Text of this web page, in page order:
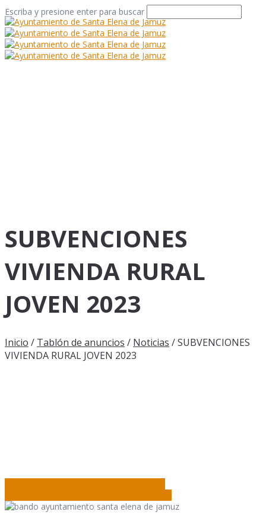
Escriba y presione enter para buscar
SUBVENCIONES
VIVIENDA RURAL
JOVEN 2023
Inicio / Tablón de anuncios / Noticias /SUBVENCIONES
VIVIENDA RURAL JOVEN 2023